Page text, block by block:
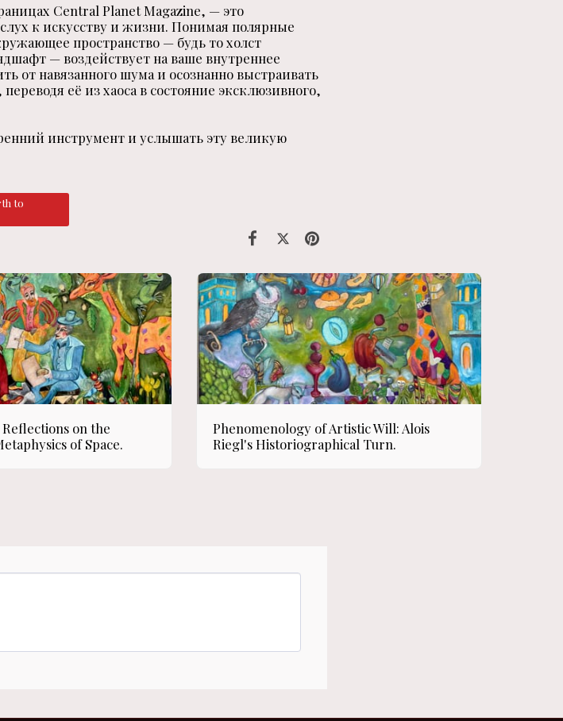
Central Planet Magazine, — это
к искусству и жизни. Понимая полярные
пространство — будь то холст
— воздействует на ваше внутреннее
от навязанного шума и осознанно выстраивать
её из хаоса в состояние эксклюзивного,
инструмент и услышать эту великую
to
on the
of Space.
Phenomenology of Artistic Will: Alois
Riegl's Historiographical Turn.